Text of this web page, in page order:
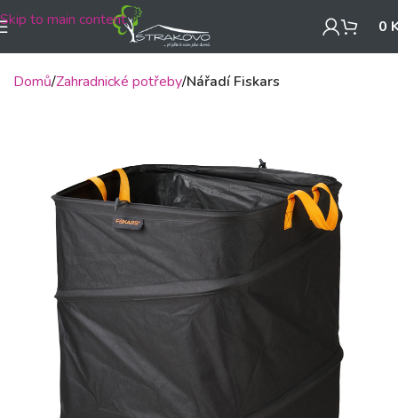
Skip to main content 0
Domů Zahradnické potřeby Nářadí Fiskars